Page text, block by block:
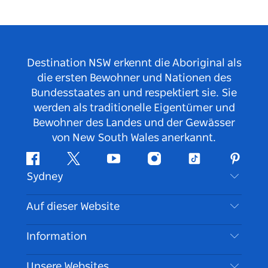
Destination NSW erkennt die Aboriginal als
die ersten Bewohner und Nationen des
Bundesstaates an und respektiert sie. Sie
werden als traditionelle Eigentümer und
Bewohner des Landes und der Gewässer
von New South Wales anerkannt.
FacebookTwitter YouTubeInstagramTikTok
Sydney
Kontaktieren Sie uns
Haftungsausschluss
Auf dieser Website
Reiseziele
Aktivitäten
Information
Reiseinformationen